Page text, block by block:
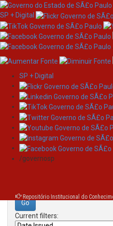
Skip
navigation
SP + Digital
SP + Digital
/governosp
Repositório Institucional do
Search
Search:
Current filters: